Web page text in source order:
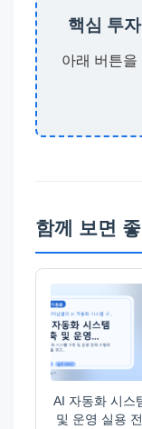
핵심 투
아래 버튼을
함께 보면
AI 자동화 시스
및 운영 실용